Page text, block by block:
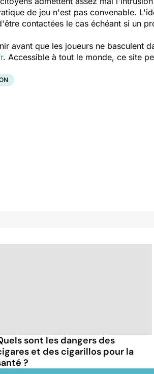
de jeu n'est pas convenable.
contactées le cas échéant si un
avant que les joueurs ne basculent
. Accessible à tout le monde, ce site
sont les dangers des
et des cigarillos pour la
?